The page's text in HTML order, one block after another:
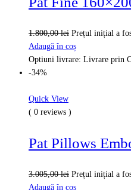
1.800,00lei Prețul inițial a
Adaugă în coș
Optiuni livrare: Livrare prin
-34%
Quick View
( 0 reviews )
Pat Pillows
3.005,00lei Prețul inițial a
Adaugă în coș